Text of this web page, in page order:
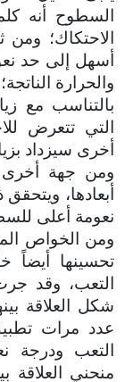
السطوح أنه
الاحتكاك؛ ومن
أسهل إلى حد
والحرارة
بالتناسب مع
التي تتعرض
أخرى سيزداد
ومن جهة أخرى
أبعادها،
نعومة أعلى
ومن الخواص
تحسينها أيضاً
التعب، وقد
شكل العلاقة
عدد مرات
التعب ودرجة
منحني العلاقة